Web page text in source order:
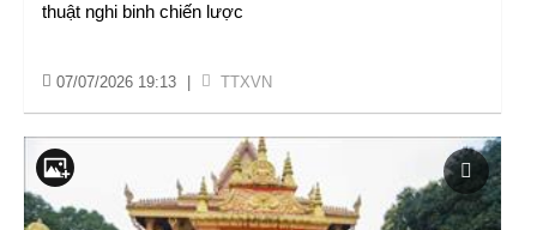
thuật nghi binh chiến lược
07/07/2026 19:13 TTXVN